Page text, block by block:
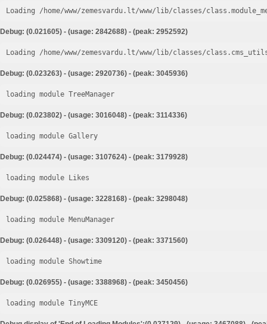
Loading /home/www/zemesvardu.lt/www/lib/classes/
Debug: (0.021605) - (usage: 2842688) - (peak: 2952592)
Loading /home/www/zemesvardu.lt/www/lib/classes/
Debug: (0.023263) - (usage: 2920736) - (peak: 3045936)
loading module TreeManager
Debug: (0.023802) - (usage: 3016048) - (peak: 3114336)
loading module Gallery
Debug: (0.024474) - (usage: 3107624) - (peak: 3179928)
loading module Likes
Debug: (0.025868) - (usage: 3228168) - (peak: 3298048)
loading module MenuManager
Debug: (0.026448) - (usage: 3309120) - (peak: 3371560)
loading module Showtime
Debug: (0.026955) - (usage: 3388968) - (peak: 3450456)
loading module TinyMCE